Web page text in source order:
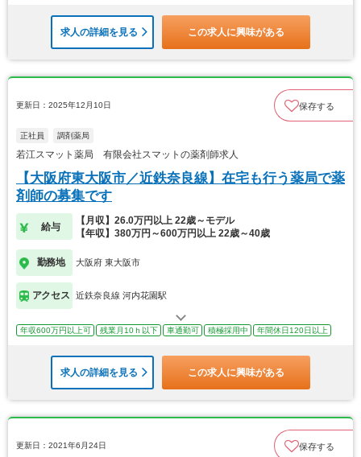
求人の詳細を見る この求人に興味がある
更新日：2025年12月10日 保存する
正社員 調剤薬局
若江スマット薬局 有限会社スマットの薬剤師求人
【大阪府東大阪市／近鉄奈良線】在宅も行う薬局で薬
剤師の募集です
給与
【月収】26.0万円以上 22歳～モデル
【年収】380万円～600万円以上 22歳～40歳
勤務地 大阪府 東大阪市
アクセス 近鉄奈良線 河内花園駅
年収600万円以上可 残業月10ｈ以下 車通勤可 積極採用中 年間休日120日以上
求人の詳細を見る この求人に興味がある
更新日：2021年6月24日 保存する